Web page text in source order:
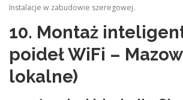
Instalacje w zabudowie szeregowej.
10. Montaż
poideł WiFi –
lokalne)